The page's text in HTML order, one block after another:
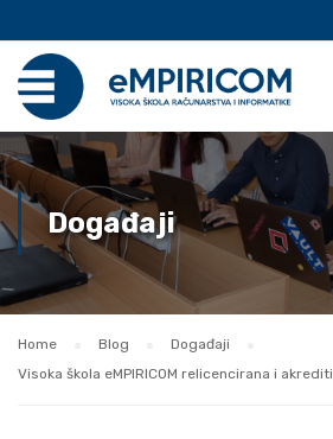
Događaji
Home Blog
Događaji
Visoka škola eMPIRICOM relicencirana i